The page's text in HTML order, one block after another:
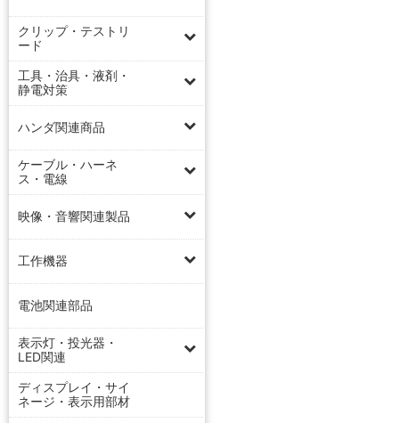
クリップ・テストリ
ード
工具・治具・液剤・
静電対策
ハンダ関連商品
ケーブル・ハーネ
ス・電線
映像・音響関連製品
工作機器
電池関連部品
表示灯・投光器・
LED関連
ディスプレイ・サイ
ネージ・表示用部材